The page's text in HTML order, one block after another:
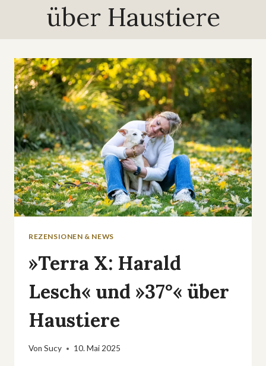
über Haustiere
REZENSIONEN & NEWS
»Terra X: Harald
Lesch« und »37°« über
Haustiere
Von Sucy 10. Mai 2025